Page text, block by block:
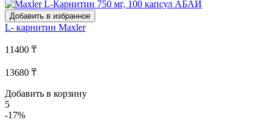
Добавить в избранное
L- карнитин Maxler
11400 ₸
13680 ₸
Добавить в корзину
5
-17%